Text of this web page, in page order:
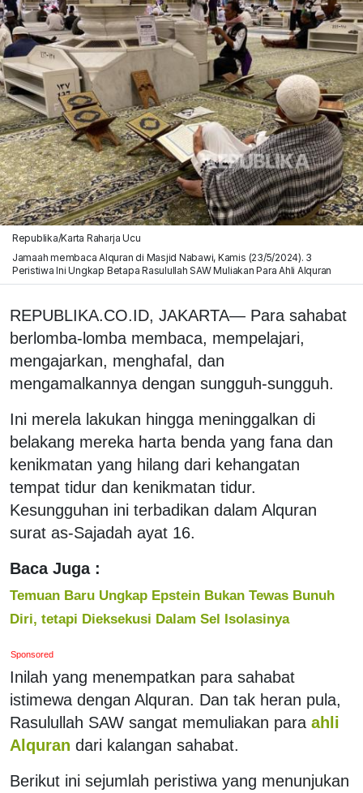
Republika/Karta Raharja Ucu
Jamaah membaca Alquran di Masjid Nabawi, Kamis (23/5/2024). 3
Peristiwa Ini Ungkap Betapa Rasulullah SAW Muliakan Para Ahli Alquran
REPUBLIKA.CO.ID, JAKARTA— Para sahabat
berlomba-lomba membaca, mempelajari,
mengajarkan, menghafal, dan
mengamalkannya dengan sungguh-sungguh.
Ini merela lakukan hingga meninggalkan di
belakang mereka harta benda yang fana dan
kenikmatan yang hilang dari kehangatan
tempat tidur dan kenikmatan tidur.
Kesungguhan ini terbadikan dalam Alquran
surat as-Sajadah ayat 16.
Baca Juga :
Temuan Baru Ungkap Epstein Bukan Tewas Bunuh
Diri, tetapi Dieksekusi Dalam Sel Isolasinya
Sponsored
Inilah yang menempatkan para sahabat
istimewa dengan Alquran. Dan tak heran pula,
Rasulullah SAW sangat memuliakan para ahli
Alquran dari kalangan sahabat.
Berikut ini sejumlah peristiwa yang menunjukan